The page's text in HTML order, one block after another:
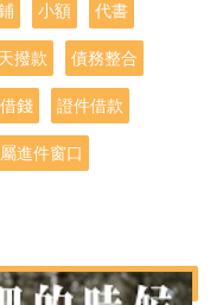
小額 代書
撥款 債務整合
錢 證件借款
進件窗口